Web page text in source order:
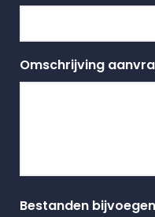
Omschrijving
Bestanden bijvoegen